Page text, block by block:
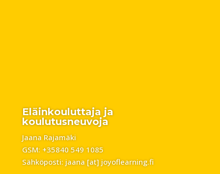
Eläinkouluttaja ja
koulutusneuvoja
Jaana Rajamäki
GSM: +35840 549 1085
Sähköposti: jaana [at] joyoflearning.fi